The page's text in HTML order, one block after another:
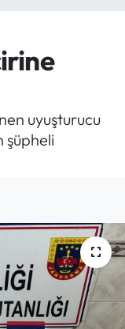
uyuşturucu
şüpheli